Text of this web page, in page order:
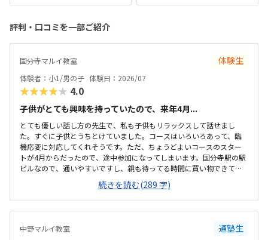
評判・口コミを一部ご紹介
国分寺マルイ教室 体験生
体験者：小1/男の子 体験日：2026/07
★★★★★ 4.0
子供がとても興味を持っていたので、来年4月...
とても優しい話し方の先生で、私も子供もリラックスして話せまし
た。すぐに子供とうちとけていました。コースはいろいろあって、臨
機応変に対応してくれそうです。ただ、ちょうどよいコースのスター
トが4月からだったので、途中参加になってしまいます。国分寺駅の駅
ビルなので、通いやすいですし、親も待ってる時間に買い物できて良
さそうです。少し狭いですが、清潔感があって綺麗な教室でした。み
なさん集中してもくもくと学んでいました。他のプログラミング教室
も体験に行きましたが、他よりもお安かったので通いやすそうです。
先生が優しそうで、安心して子供を預けられそうでした。少人数なの
続きを読む(289 字)
中野マルイ教室 通塾生